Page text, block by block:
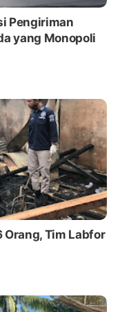
Pengiriman
yang Monopoli
Orang, Tim Labfor